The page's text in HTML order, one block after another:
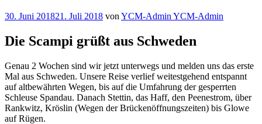
Veröffentlicht
30. Juni 201821. Juli 2018 von YCM-Admin YCM-Admin
Die Scampi grüßt aus Schweden
Genau 2 Wochen sind wir jetzt unterwegs und melden uns das erste
Mal aus Schweden. Unsere Reise verlief weitestgehend entspannt
auf altbewährten Wegen, bis auf die Umfahrung der gesperrten
Schleuse Spandau. Danach Stettin, das Haff, den Peenestrom, über
Rankwitz, Kröslin (Wegen der Brückenöffnungszeiten) bis Glowe
auf Rügen.